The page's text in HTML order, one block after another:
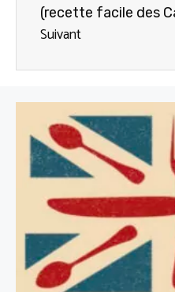
(recette facile des
Suivant